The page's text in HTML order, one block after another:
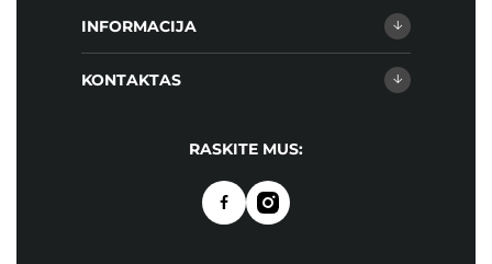
INFORMACIJA
KONTAKTAS
RASKITE MUS: